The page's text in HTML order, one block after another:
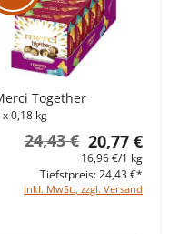
Together
x 0,18 kg
20,77 €
24,43 €
16,96 €/1 kg
inkl. MwSt., zzgl. Versand
Tiefstpreis: 24,43 €*